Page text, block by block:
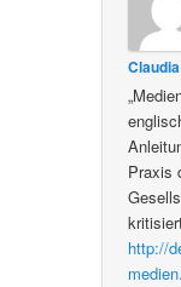
Claudia
Praxis
http://